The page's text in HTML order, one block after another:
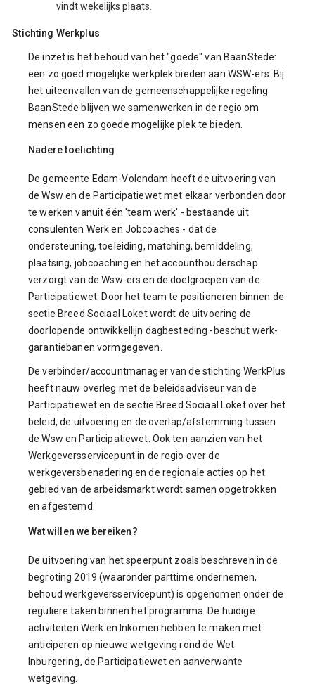
vindt wekelijks plaats.
Stichting Werkplus
De inzet is het behoud van het "goede" van BaanStede:
een zo goed mogelijke werkplek bieden aan WSW-ers. Bij
het uiteenvallen van de gemeenschappelijke regeling
BaanStede blijven we samenwerken in de regio om
mensen een zo goede mogelijke plek te bieden.
Nadere toelichting
De gemeente Edam-Volendam heeft de uitvoering van
de Wsw en de Participatiewet met elkaar verbonden door
te werken vanuit één 'team werk' - bestaande uit
consulenten Werk en Jobcoaches - dat de
ondersteuning, toeleiding, matching, bemiddeling,
plaatsing, jobcoaching en het accounthouderschap
verzorgt van de Wsw-ers en de doelgroepen van de
Participatiewet. Door het team te positioneren binnen de
sectie Breed Sociaal Loket wordt de uitvoering de
doorlopende ontwikkellijn dagbesteding -beschut werk-
garantiebanen vormgegeven.
De verbinder/accountmanager van de stichting WerkPlus
heeft nauw overleg met de beleidsadviseur van de
Participatiewet en de sectie Breed Sociaal Loket over het
beleid, de uitvoering en de overlap/afstemming tussen
de Wsw en Participatiewet. Ook ten aanzien van het
Werkgeversservicepunt in de regio over de
werkgeversbenadering en de regionale acties op het
gebied van de arbeidsmarkt wordt samen opgetrokken
en afgestemd.
Wat willen we bereiken?
De uitvoering van het speerpunt zoals beschreven in de
begroting 2019 (waaronder parttime ondernemen,
behoud werkgeversservicepunt) is opgenomen onder de
reguliere taken binnen het programma. De huidige
activiteiten Werk en Inkomen hebben te maken met
anticiperen op nieuwe wetgeving rond de Wet
Inburgering, de Participatiewet en aanverwante
wetgeving.